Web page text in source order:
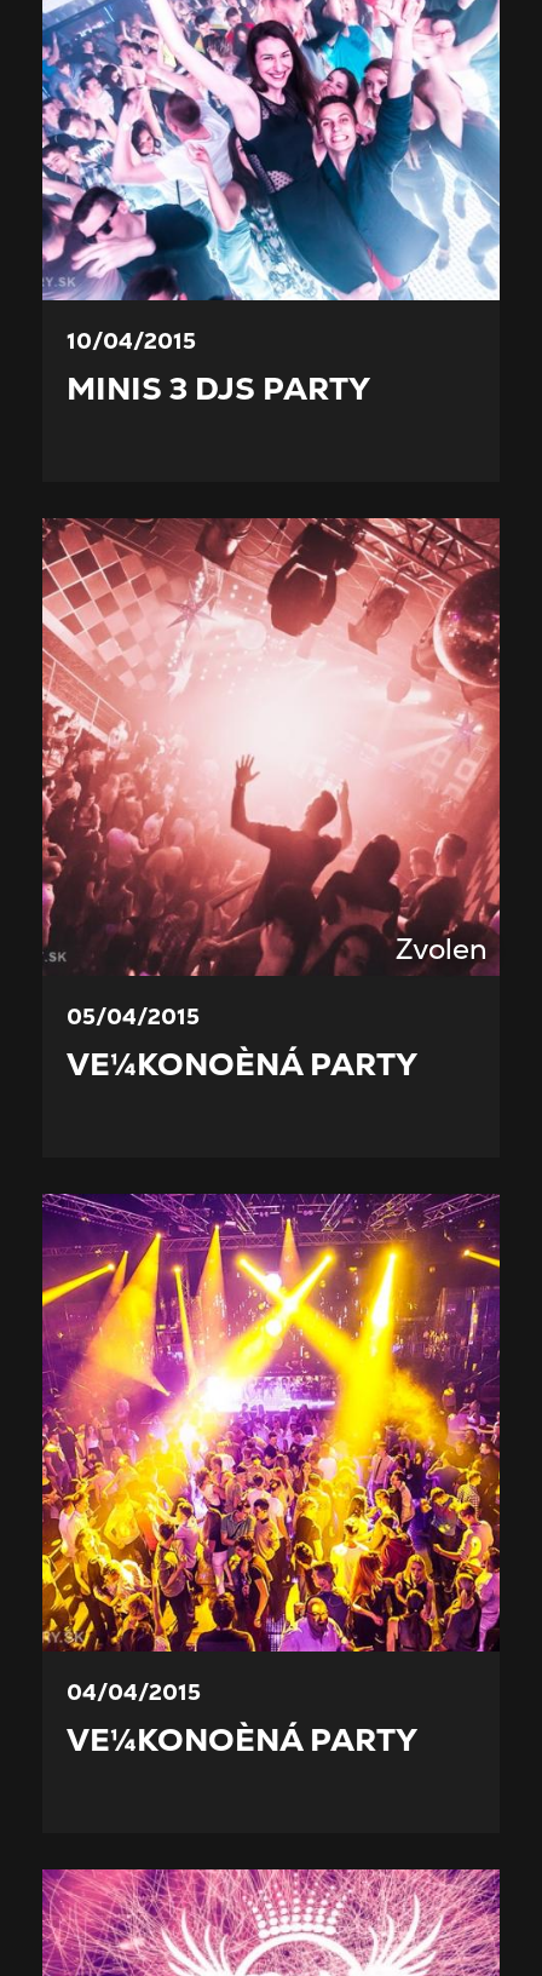
10/04/2015
MINIS 3 DJS PARTY
Zvolen
05/04/2015
VE¼KONOÈNÁ PARTY
04/04/2015
VE¼KONOÈNÁ PARTY